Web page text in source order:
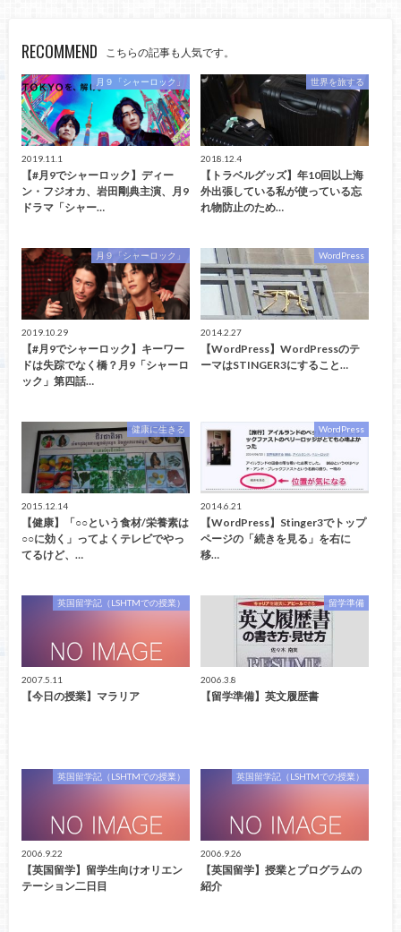
RECOMMEND こちらの記事も人気です。
月９「シャーロック」
2019.11.1
【#月9でシャーロック】ディー
ン・フジオカ、岩田剛典主演、月9
ドラマ「シャー…
世界を旅する
2018.12.4
【トラベルグッズ】年10回以上海
外出張している私が使っている忘
れ物防止のため…
月９「シャーロック」
2019.10.29
【#月9でシャーロック】キーワー
ドは失踪でなく橋？月9「シャーロ
ック」第四話…
WordPress
2014.2.27
【WordPress】WordPressのテ
ーマはSTINGER3にすること…
健康に生きる
2015.12.14
【健康】「○○という食材/栄養素は
○○に効く」ってよくテレビでやっ
てるけど、…
WordPress
2014.6.21
【WordPress】Stinger3でトップ
ページの「続きを見る」を右に
移…
英国留学記（LSHTMでの授業）
2007.5.11
【今日の授業】マラリア
留学準備
2006.3.8
【留学準備】英文履歴書
英国留学記（LSHTMでの授業）
2006.9.22
【英国留学】留学生向けオリエン
テーション二日目
英国留学記（LSHTMでの授業）
2006.9.26
【英国留学】授業とプログラムの
紹介